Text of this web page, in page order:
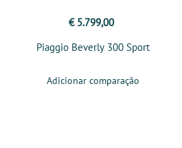
€ 5.799,00
Piaggio Beverly 300 Sport
Adicionar comparação